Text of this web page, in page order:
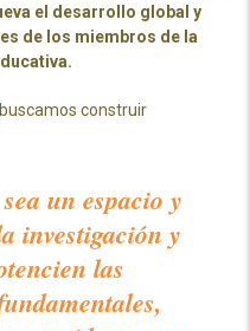
el desarrollo global y
de los miembros de la
construir
un espacio y
investigación y
las